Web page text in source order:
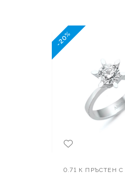
-20%
0.71 К ПРЪСТЕН